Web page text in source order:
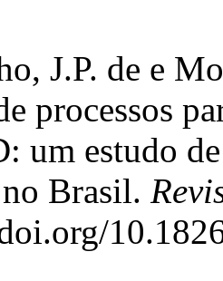
J.P. de e
processos
um estudo
Brasil.